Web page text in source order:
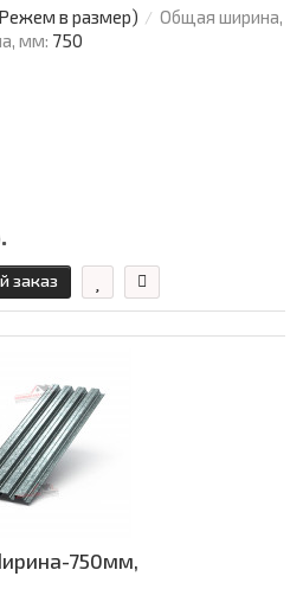
в размер)
Общая ширина,
мм: 750
заказ
750мм,